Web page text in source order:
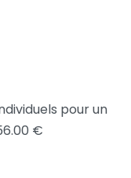
pour un
€